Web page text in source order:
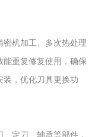
机加工、多次热处理
重复修复使用，确保
，优化刀具更换功
定刀、轴承等部件，